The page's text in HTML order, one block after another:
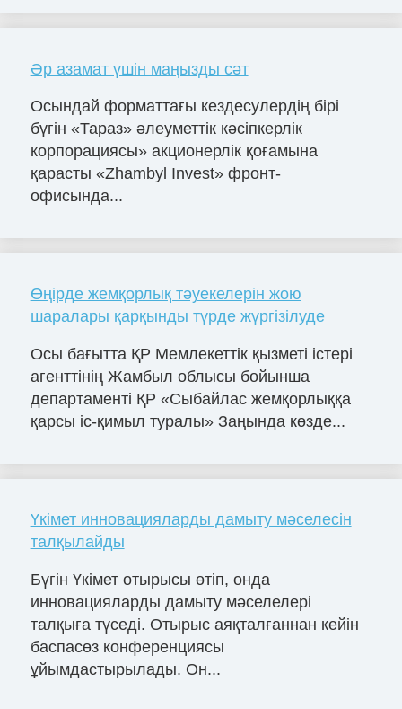
Әр азамат үшін маңызды сәт
Осындай форматтағы кездесулердің бірі
бүгін «Тараз» әлеуметтік кәсіпкерлік
корпорациясы» акционерлік қоғамына
қарасты «Zhambyl Invest» фронт-
офисында...
Өңірде жемқорлық тәуекелерін жою
шаралары қарқынды түрде жүргізілуде
Осы бағытта ҚР Мемлекеттік қызметі істері
агенттінің Жамбыл облысы бойынша
департаменті ҚР «Сыбайлас жемқорлыққа
қарсы іс-қимыл туралы» Заңында көзде...
Үкімет инновацияларды дамыту мәселесін
талқылайды
Бүгін Үкімет отырысы өтіп, онда
инновацияларды дамыту мәселелері
талқыға түседі. Отырыс аяқталғаннан кейін
баспасөз конференциясы
ұйымдастырылады. Он...